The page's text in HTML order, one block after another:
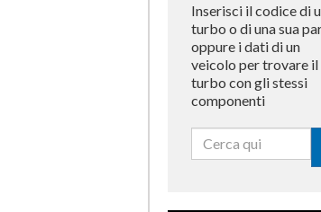
Inserisci il codice di
turbo o di una sua
oppure i dati di un
veicolo per trovare il
turbo con gli stessi
componenti